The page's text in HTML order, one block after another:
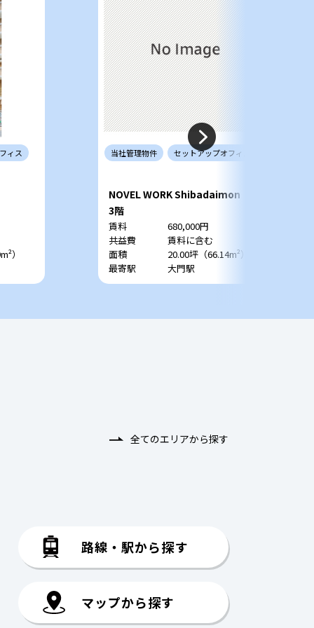
ィス
）
当社管理物件 セットアップオフィス
NOVEL WORK Shibadaimon
3階
賃料
680,000円
共益費
賃料に含む
面積
20.00坪（66.14m²）
最寄駅
大門駅
全てのエリアから探す
路線・駅から探す
マップから探す